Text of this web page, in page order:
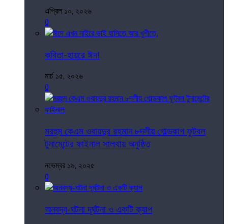
এপ্রিল ১০, ২০২৬
0
কবিতা-হায়রে ঈদ!
মার্চ ১৫, ২০২৬
0
মরহুম কেএম ওবায়দুর রহমান ৮দলীয় গোল্ডকাপ ফুটবল
টুনামেন্টের ফাইনাল সালথায় অনুষ্ঠিত
নভেম্বর ১৯, ২০২৫
0
অনবদ্য-ঘটনা দূর্ঘটনা ও একটি ক্যাপ